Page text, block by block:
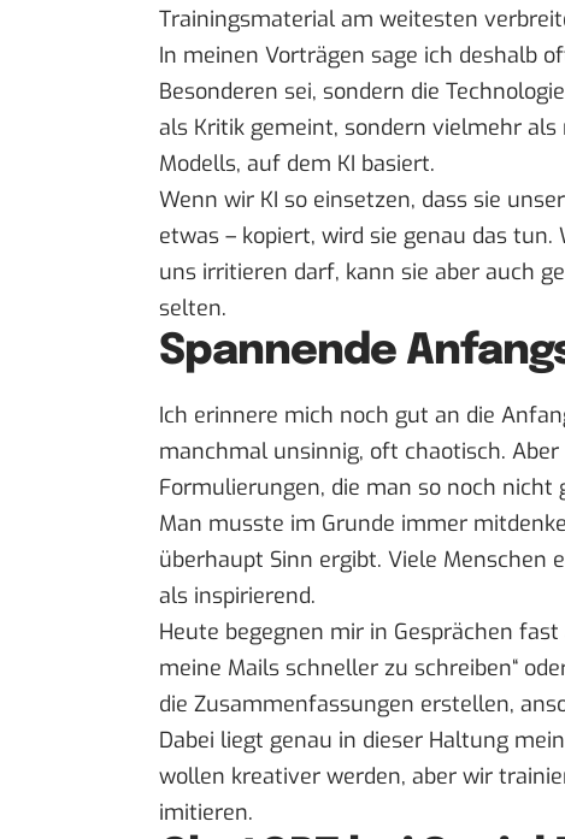
Trainingsmaterial am weitesten
In meinen Vorträgen sage ich deshalb
Besonderen sei, sondern die
als Kritik gemeint, sondern vielmehr
Modells, auf dem KI basiert.
Wenn wir KI so einsetzen, dass sie
etwas – kopiert, wird sie genau das tun.
uns irritieren darf, kann sie aber auch
selten.
Spannende
Ich erinnere mich noch gut an die
manchmal unsinnig, oft chaotisch.
Formulierungen, die man so noch nicht
Man musste im Grunde immer
überhaupt Sinn ergibt. Viele Menschen
als inspirierend.
Heute begegnen mir in Gesprächen
meine Mails schneller zu schreiben“
die Zusammenfassungen erstellen,
Dabei liegt genau in dieser Haltung
wollen kreativer werden, aber wir
imitieren.